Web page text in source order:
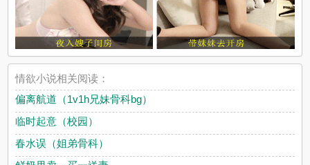
情欲小说相关阅读：
偏离航道（1v1h兄妹骨科bg）
临时起意（校园）
春水误（姐弟骨科）